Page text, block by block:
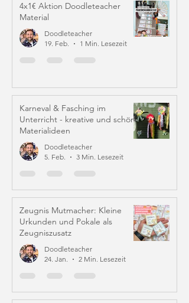
4x1€ Aktion Doodleteacher
Material
Doodleteacher
19. Feb.
1 Min. Lesezeit
Karneval & Fasching im
Unterricht - kreative und schöne
Materialideen
Doodleteacher
5. Feb.
3 Min. Lesezeit
Zeugnis Mutmacher: Kleine
Urkunden und Pokale als
Zeugniszusatz
Doodleteacher
24. Jan.
2 Min. Lesezeit